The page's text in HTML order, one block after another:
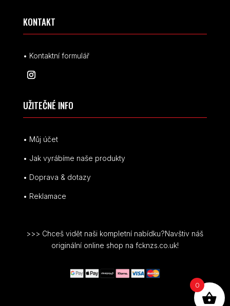
KONTAKT
• Kontaktní formulář
UŽITEČNÉ INFO
• Můj účet
• Jak vyrábíme naše produkty
• Doprava & dotazy
• Reklamace
>>> Chceš vidět naši kompletní nabídku?Navštiv náš
originální online shop na fcknzs.co.uk!
0